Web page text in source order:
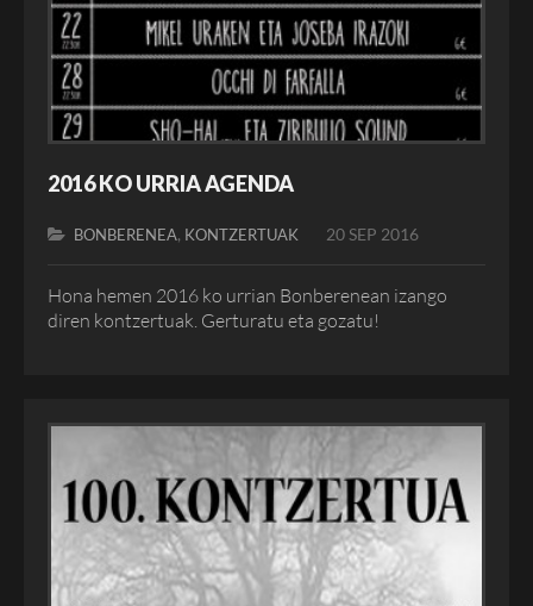
2016 KO URRIA AGENDA
BONBERENEA, KONTZERTUAK 20 SEP 2016
Hona hemen 2016 ko urrian Bonberenean izango
diren kontzertuak. Gerturatu eta gozatu!